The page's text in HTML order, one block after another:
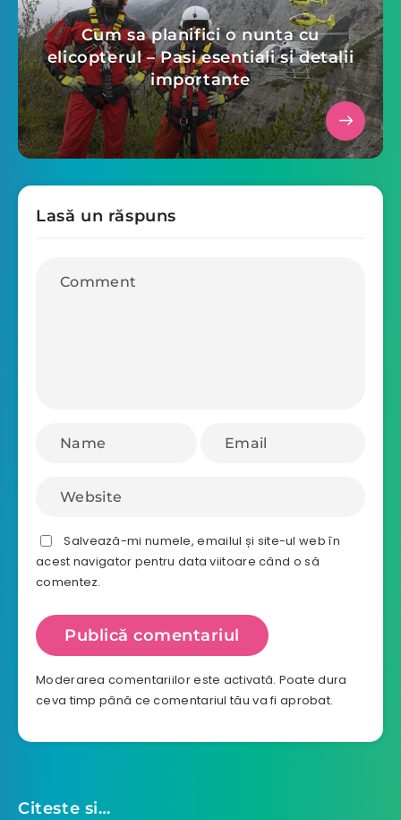
Cum sa planifici o nunta cu
elicopterul – Pasi esentiali si detalii
importante
Lasă un răspuns
Salvează-mi numele, emailul și site-ul web în
acest navigator pentru data viitoare când o să
comentez.
Moderarea comentariilor este activată. Poate dura
ceva timp până ce comentariul tău va fi aprobat.
Citeste si…